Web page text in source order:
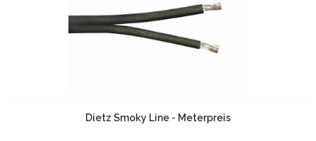
Dietz Smoky Line - Meterpreis